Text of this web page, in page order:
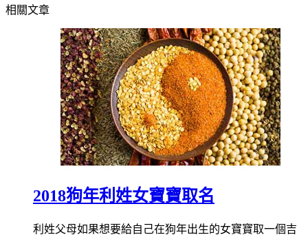
相關文章
2018狗年利姓女寶寶取名
利姓父母如果想要給自己在狗年出生的女寶寶取一個吉